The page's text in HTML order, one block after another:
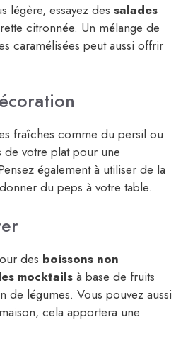
légère, essayez des salades
citronnée. Un mélange de
caramélisées peut aussi offrir
fraîches comme du persil ou
de votre plat pour une
également à utiliser de la
du peps à votre table.
des boissons non
mocktails à base de fruits
de légumes. Vous pouvez aussi
cela apportera une